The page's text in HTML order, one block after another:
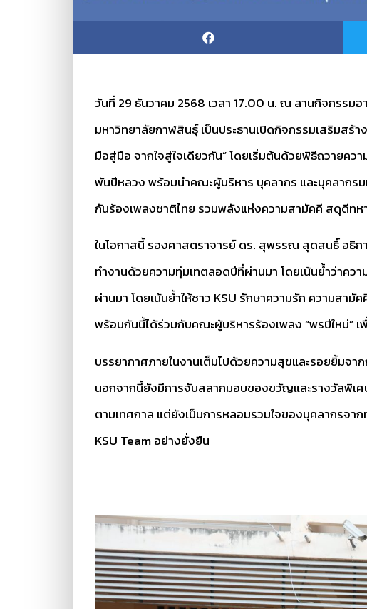
วันที่ 29 ธันวาคม 2568 เวลา 17.00 น. ณ ลานกิจกรร
มหาวิทยาลัยกาฬสินธุ์ เป็นประธานเปิดกิจกรรมเสริมส
มือสู่มือ จากใจสู่ใจเดียวกัน” โดยเริ่มต้นด้วยพิธีถวายค
พันปีหลวง พร้อมนำคณะผู้บริหาร บุคลากร และบุคลาก
กันร้องเพลงชาติไทย รวมพลังแห่งความสามัคคี สดุดีทห
ในโอกาสนี้ รองศาสตราจารย์ ดร. สุพรรณ สุดสนธิ์ อธิ
ทำงานด้วยความทุ่มเทตลอดปีที่ผ่านมา โดยเน้นย้ำว่าคว
ผ่านมา โดยเน้นย้ำให้ชาว KSU รักษาความรัก ความส
พร้อมกันนี้ได้ร่วมกับคณะผู้บริหารร้องเพลง “พรปีใหม่” เ
บรรยากาศภายในงานเต็มไปด้วยความสุขและรอยยิ้มจ
นอกจากนี้ยังมีการจับสลากมอบของขวัญและรางวัลพิเศ
ตามเทศกาล แต่ยังเป็นการหลอมรวมใจของบุคลากรจ
KSU Team อย่างยั่งยืน